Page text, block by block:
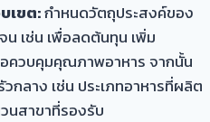
เขต:กำหนดวัตถุประสงค์ของ
น เช่น เพื่อลดต้นทุน เพิ่ม
ควบคุมคุณภาพอาหาร จากนั้น
กลาง เช่น ประเภทอาหารที่ผลิต
นสาขาที่รองรับ